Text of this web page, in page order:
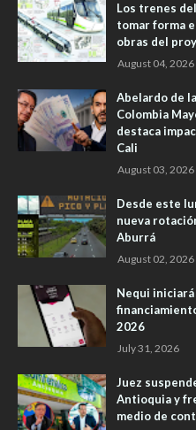
Los trenes
tomar forma
obras del
August 04, 2026
Abelardo de
Colombia
destaca
Cali
August 03, 2026
Desde este
nueva
Aburrá
August 02, 2026
Nequi
2026
July 31, 2026
Juez
Antioquia y
medio de